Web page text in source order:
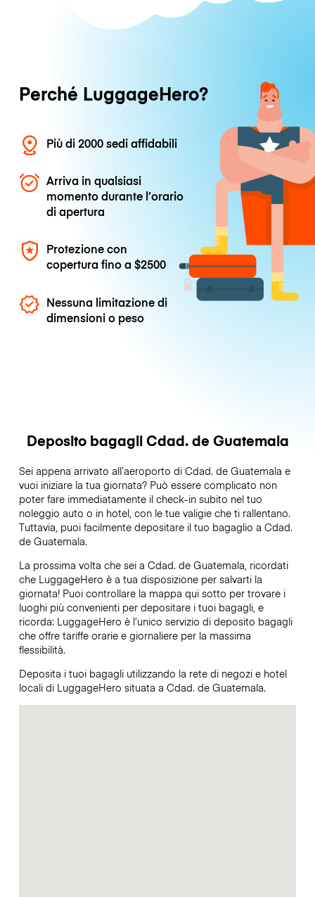
Perché LuggageHero?
Più di 2000 sedi affidabili
Arriva in qualsiasi
momento durante l’orario
di apertura
Protezione con
copertura fino a$2500
Nessuna limitazione di
dimensioni o peso
Deposito bagagli Cdad. de Guatemala
Sei appena arrivato all’aeroporto di Cdad. de Guatemala e
vuoi iniziare la tua giornata? Può essere complicato non
poter fare immediatamente il check-in subito nel tuo
noleggio auto o in hotel, con le tue valigie che ti rallentano.
Tuttavia, puoi facilmente depositare il tuo bagaglio a Cdad.
de Guatemala.
La prossima volta che sei a Cdad. de Guatemala, ricordati
che LuggageHero è a tua disposizione per salvarti la
giornata! Puoi controllare la mappa qui sotto per trovare i
luoghi più convenienti per depositare i tuoi bagagli, e
ricorda: LuggageHero è l’unico servizio di deposito bagagli
che offre tariffe orarie e giornaliere per la massima
flessibilità.
Deposita i tuoi bagagli utilizzando la rete di negozi e hotel
locali di LuggageHero situata a Cdad. de Guatemala.